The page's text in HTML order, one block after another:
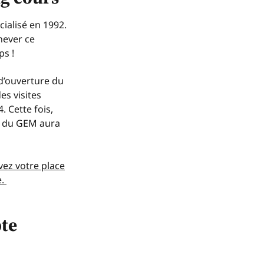
en 1992.
ce
!
du
visites
Cette fois,
GEM aura
votre place